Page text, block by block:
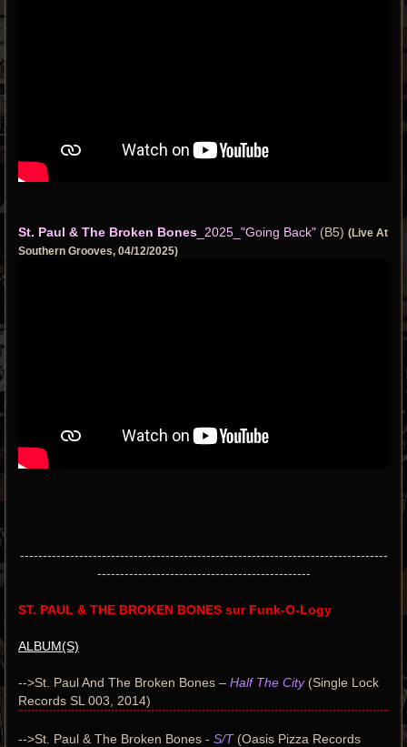
St. Paul & The Broken Bones _2025_"Going Back" (B5) (Live At
Southern Grooves, 04/12/2025)
---------------------------------------------------------------------------------
-----------------------------------------------
ST. PAUL & THE BROKEN BONES sur Funk-O-Logy
ALBUM(S)
-->St. Paul And The Broken Bones – Half The City(Single Lock
Records SL 003, 2014)
-->St. Paul & The Broken Bones - S/T(Oasis Pizza Records